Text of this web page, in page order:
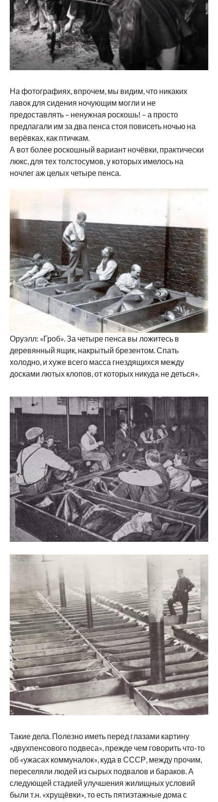
На фотографиях, впрочем, мы видим, что никаких
лавок для сидения ночующим могли и не
предоставлять – ненужная роскошь! – а просто
предлагали им за два пенса стоя повисеть ночью на
верёвках, как птичкам.
А вот более роскошный вариант ночёвки, практически
люкс, для тех толстосумов, у которых имелось на
ночлег аж целых четыре пенса.
Оруэлл: «Гроб». За четыре пенса вы ложитесь в
деревянный ящик, накрытый брезентом. Спать
холодно, и хуже всего масса гнездящихся между
досками лютых клопов, от которых никуда не деться».
Такие дела. Полезно иметь перед глазами картину
«двухпенсового подвеса», прежде чем говорить что-то
об «ужасах коммуналок», куда в СССР, между прочим,
переселяли людей из сырых подвалов и бараков. А
следующей стадией улучшения жилищных условий
были т.н. «хрущёвки», то есть пятиэтажные дома с